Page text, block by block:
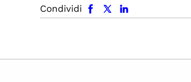
Condividi